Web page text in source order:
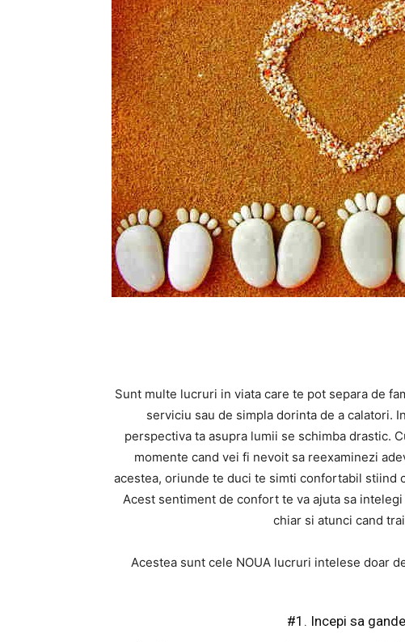
Sunt multe lucruri in viata care te pot separa de
serviciu sau de simpla dorinta de a calatori.
perspectiva ta asupra lumii se schimba drastic.
momente cand vei fi nevoit sa reexaminezi
acestea, oriunde te duci te simti confortabil stiind
Acest sentiment de confort te va ajuta sa
chiar si atunci cand
Acestea sunt cele NOUA lucruri intelese doar
#1. Incepi sa